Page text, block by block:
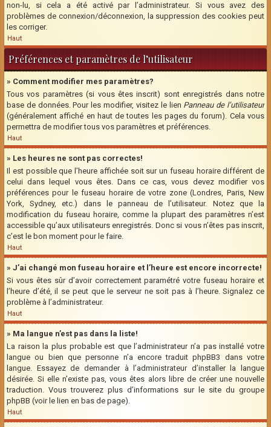
non-lu, si cela a été activé par l’administrateur. Si vous avez des
problèmes de connexion/déconnexion, la suppression des cookies peut
les corriger.
Haut
Préférences et paramètres de l’utilisateur
» Comment modifier mes paramètres?
Tous vos paramètres (si vous êtes inscrit) sont enregistrés dans notre
base de données. Pour les modifier, visitez le lien Panneau de l’utilisateur
(généralement affiché en haut de toutes les pages du forum). Cela vous
permettra de modifier tous vos paramètres et préférences.
Haut
» Les heures ne sont pas correctes!
Il est possible que l’heure affichée soit sur un fuseau horaire différent de
celui dans lequel vous êtes. Dans ce cas, vous devez modifier vos
préférences pour le fuseau horaire de votre zone (Londres, Paris, New
York, Sydney, etc.) dans le panneau de l’utilisateur. Notez que la
modification du fuseau horaire, comme la plupart des paramètres n’est
accessible qu’aux utilisateurs enregistrés. Donc si vous n’êtes pas inscrit,
c’est le bon moment pour le faire.
Haut
» J’ai changé mon fuseau horaire et l’heure est encore incorrecte!
Si vous êtes sûr d’avoir correctement paramétré votre fuseau horaire et
l’heure d’été, il se peut que le serveur ne soit pas à l’heure. Signalez ce
problème à l’administrateur.
Haut
» Ma langue n’est pas dans la liste!
La raison la plus probable est que l’administrateur n’a pas installé votre
langue ou bien que personne n’a encore traduit phpBB3 dans votre
langue. Essayez de demander à l’administrateur d’installer la langue
désirée. Si elle n’existe pas, vous êtes alors libre de créer une nouvelle
traduction. Vous trouverez plus d’informations sur le site du groupe
phpBB (voir le lien en bas de page).
Haut